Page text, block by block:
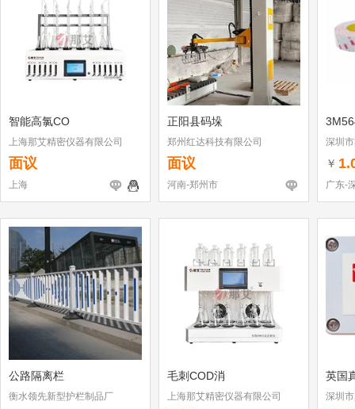
智能高氯CO
上海那艾精密仪器有限公司
面议
上海
正阳县码垛
郑州红达科技有限公司
面议
河南-郑州市
深圳
￥
广东-
公路隔离栏
衡水领先新型护栏制品厂
毛刺COD消
上海那艾精密仪器有限公司
英国
深圳